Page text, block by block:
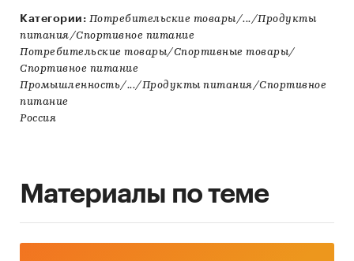
Категории: Потребительские товары/.../Продукты
питания/Спортивное питание
Потребительские товары/Спортивные товары/
Спортивное питание
Промышленность/.../Продукты питания/Спортивное
питание
Россия
Материалы по теме